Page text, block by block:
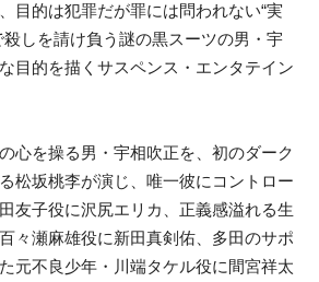
目的は犯罪だが罪には問われない“実
殺しを請け負う謎の黒スーツの男・宇
目的を描くサスペンス・エンタテイン
心を操る男・宇相吹正を、初のダーク
松坂桃李が演じ、唯一彼にコントロー
友子役に沢尻エリカ、正義感溢れる生
々瀬麻雄役に新田真剣佑、多田のサポ
元不良少年・川端タケル役に間宮祥太